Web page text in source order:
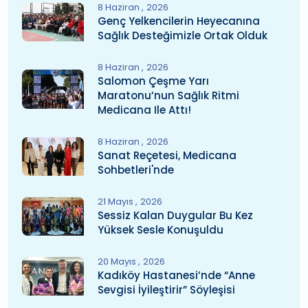
8 Haziran 2026
Genç Yelkencilerin Heyecanına
Sağlık Desteğimizle Ortak Olduk
8 Haziran 2026
Salomon Çeşme Yarı
Maratonu’nun Sağlık Ritmi
Medicana Ile Attı!
8 Haziran 2026
Sanat Reçetesi, Medicana
Sohbetleri'nde
21 Mayıs 2026
Sessiz Kalan Duygular Bu Kez
Yüksek Sesle Konuşuldu
20 Mayıs 2026
Kadıköy Hastanesi’nde “Anne
Sevgisi İyileştirir” Söyleşisi